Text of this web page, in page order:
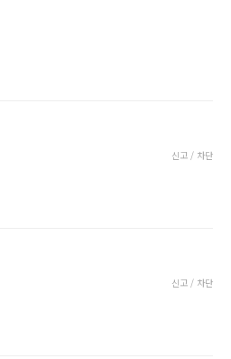
신고 / 차단
신고 / 차단